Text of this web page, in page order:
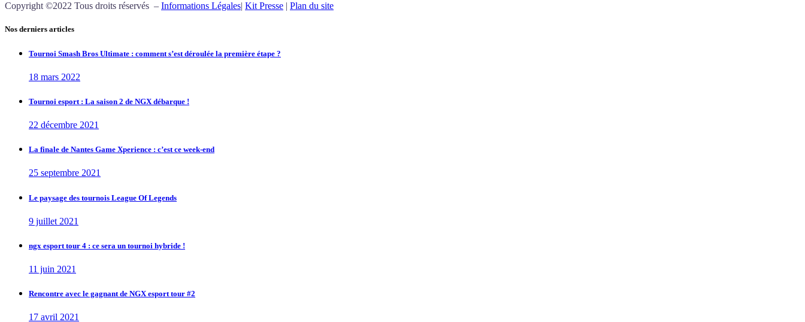
Copyright ©2022 Tous droits réservés – Informations Légales| Kit Presse | Plan du site
Nos derniers articles
Tournoi Smash Bros Ultimate : comment s’est déroulée la première étape ?
18 mars 2022
Tournoi esport : La saison 2 de NGX débarque !
22 décembre 2021
La finale de Nantes Game Xperience : c’est ce week-end
25 septembre 2021
Le paysage des tournois League Of Legends
9 juillet 2021
ngx esport tour 4 : ce sera un tournoi hybride !
11 juin 2021
Rencontre avec le gagnant de NGX esport tour #2
17 avril 2021